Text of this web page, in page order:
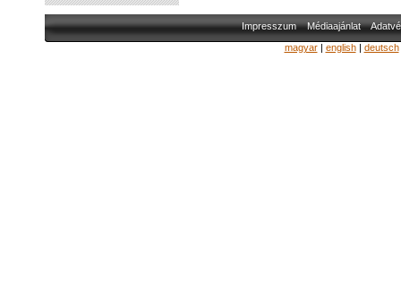
Impresszum Médiaajánlat
magyar| english| deutsch